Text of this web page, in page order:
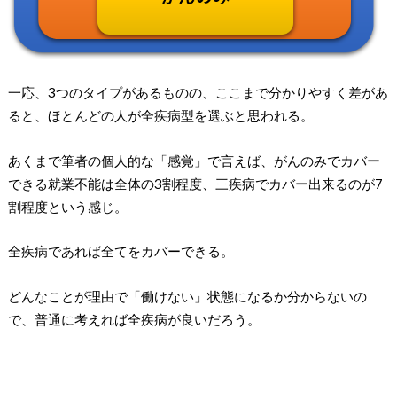
一応、3つのタイプがあるものの、ここまで分かりやすく差があ
ると、ほとんどの人が全疾病型を選ぶと思われる。
あくまで筆者の個人的な「感覚」で言えば、がんのみでカバー
できる就業不能は全体の3割程度、三疾病でカバー出来るのが7
割程度という感じ。
全疾病であれば全てをカバーできる。
どんなことが理由で「働けない」状態になるか分からないの
で、普通に考えれば全疾病が良いだろう。